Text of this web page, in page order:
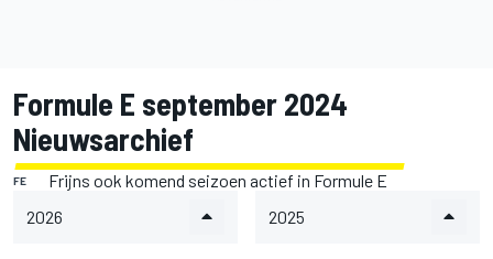
Formule E september 2024
Nieuwsarchief
FE
Frijns ook komend seizoen actief in Formule E
2026
2025